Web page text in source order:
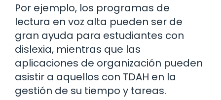
Por ejemplo, los programas de
lectura en voz alta pueden ser de
gran ayuda para estudiantes con
dislexia, mientras que las
aplicaciones de organización pueden
asistir a aquellos con TDAH en la
gestión de su tiempo y tareas.